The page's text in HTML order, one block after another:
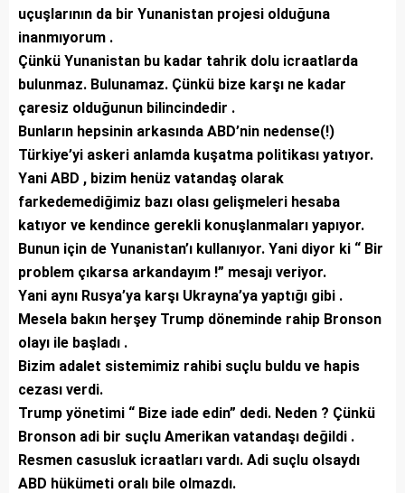
uçuşlarının da bir Yunanistan projesi olduğuna
inanmıyorum .
Çünkü Yunanistan bu kadar tahrik dolu icraatlarda
bulunmaz. Bulunamaz. Çünkü bize karşı ne kadar
çaresiz olduğunun bilincindedir .
Bunların hepsinin arkasında ABD’nin nedense(!)
Türkiye’yi askeri anlamda kuşatma politikası yatıyor.
Yani ABD , bizim henüz vatandaş olarak
farkedemediğimiz bazı olası gelişmeleri hesaba
katıyor ve kendince gerekli konuşlanmaları yapıyor.
Bunun için de Yunanistan’ı kullanıyor. Yani diyor ki “ Bir
problem çıkarsa arkandayım !” mesajı veriyor.
Yani aynı Rusya’ya karşı Ukrayna’ya yaptığı gibi .
Mesela bakın herşey Trump döneminde rahip Bronson
olayı ile başladı .
Bizim adalet sistemimiz rahibi suçlu buldu ve hapis
cezası verdi.
Trump yönetimi “ Bize iade edin” dedi. Neden ? Çünkü
Bronson adi bir suçlu Amerikan vatandaşı değildi .
Resmen casusluk icraatları vardı. Adi suçlu olsaydı
ABD hükümeti oralı bile olmazdı.